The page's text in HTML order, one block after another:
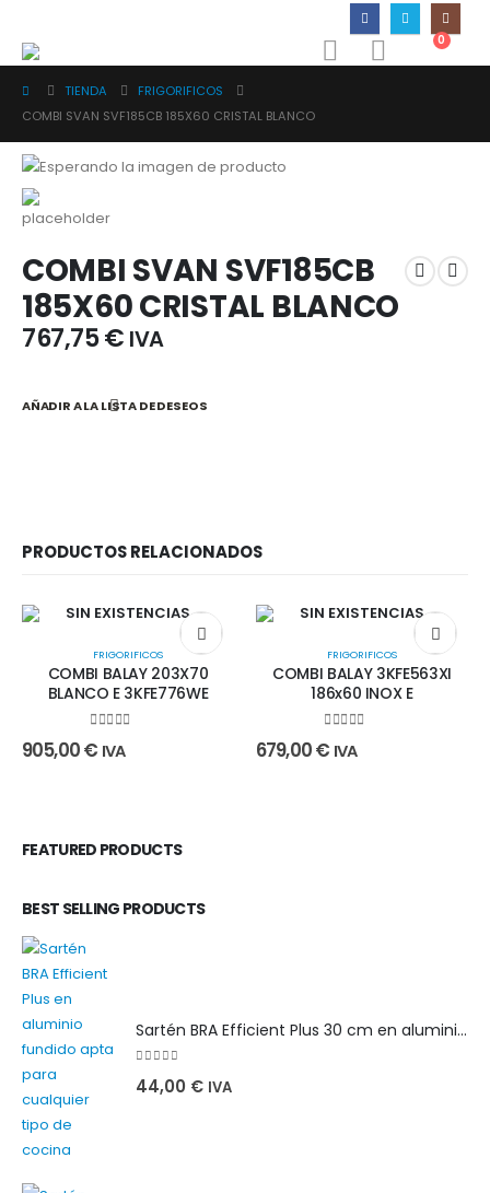
0
TIENDA
FRIGORIFICOS
COMBI SVAN SVF185CB 185X60 CRISTAL BLANCO
COMBI SVAN SVF185CB
185X60 CRISTAL BLANCO
767,75€ IVA
AÑADIR A LA LISTA DE DESEOS
PRODUCTOS RELACIONADOS
SIN EXISTENCIAS
FRIGORIFICOS
COMBI BALAY 203X70
BLANCO E 3KFE776WE
905,00€ IVA
SIN EXISTENCIAS
FRIGORIFICOS
COMBI BALAY 3KFE563XI
186x60 INOX E
679,00€ IVA
FEATURED PRODUCTS
BEST SELLING PRODUCTS
Sartén BRA Efficient Plus 30 cm en aluminio fundido apta para cualquier tipo de cocina
44,00 € IVA